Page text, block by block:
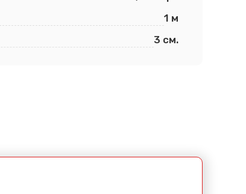
1 м
3 см.